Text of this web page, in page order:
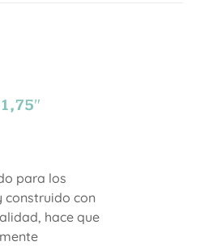
para los
construido con
hace que